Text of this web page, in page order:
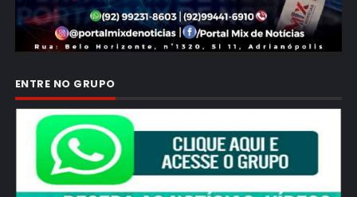
ENTRE NO GRUPO